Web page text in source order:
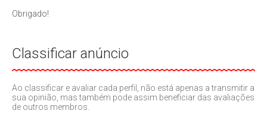
Obrigado!
Classificar anúncio
Ao classificar e avaliar cada perfil, não está apenas a transmitir a
sua opinião, mas também pode assim beneficiar das avaliações
de outros membros.